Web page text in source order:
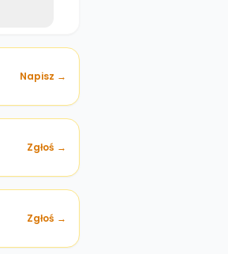
Napisz →
Zgłoś →
Zgłoś →